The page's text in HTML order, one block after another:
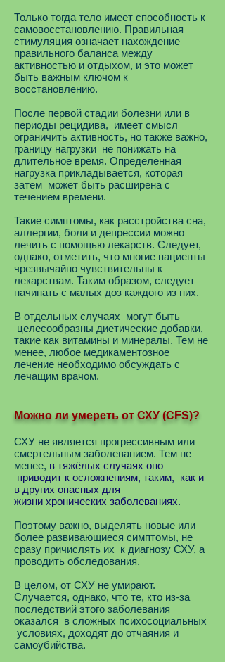
Только тогда тело имеет способность к
самовосстановлению. Правильная
стимуляция означает нахождение
правильного баланса между
активностью и отдыхом, и это может
быть важным ключом к
восстановлению.
После первой стадии болезни или в
периоды рецидива, имеет смысл
ограничить активность, но также важно,
границу нагрузки не понижать на
длительное время. Определенная
нагрузка прикладывается, которая
затем может быть расширена с
течением времени.
Такие симптомы, как расстройства сна,
аллергии, боли и депрессии можно
лечить с помощью лекарств. Следует,
однако, отметить, что многие пациенты
чрезвычайно чувствительны к
лекарствам. Таким образом, следует
начинать с малых доз каждого из них.
В отдельных случаях могут быть
целесообразны диетические добавки,
такие как витамины и минералы. Тем не
менее, любое медикаментозное
лечение необходимо обсуждать с
лечащим врачом.
Можно ли умереть от СХУ (CFS)?
СХУ не является прогрессивным или
смертельным заболеванием. Тем не
менее, в тяжёлых случаях оно
приводит к осложнениям, таким, как и
в других опасных для
жизни хронических заболеваниях.
Поэтому важно, выделять новые или
более развивающиеся симптомы, не
сразу причислять их к диагнозу СХУ, а
проводить обследования.
В целом, от СХУ не умирают.
Случается, однако, что те, кто из-за
последствий этого заболевания
оказался в сложных психосоциальных
условиях, доходят до отчаяния и
самоубийства.